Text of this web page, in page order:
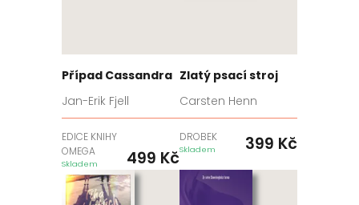
Případ Cassandra
Jan-Erik Fjell
EDICE KNIHY
OMEGA
Skladem 499 Kč
Zlatý psací stroj
Carsten Henn
DROBEK
Skladem 399 Kč